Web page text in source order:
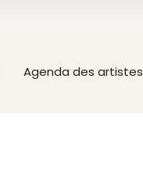
Agenda des artistes